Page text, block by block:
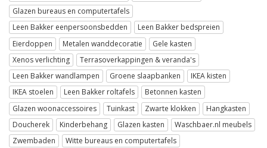
Glazen bureaus en computertafels
Leen Bakker eenpersoonsbedden
Leen Bakker bedspreien
Eierdoppen
Metalen wanddecoratie
Gele kasten
Xenos verlichting
Terrasoverkappingen & veranda's
Leen Bakker wandlampen
Groene slaapbanken
IKEA kisten
IKEA stoelen
Leen Bakker roltafels
Betonnen kasten
Glazen woonaccessoires
Tuinkast Zwarte klokken
Hangkasten
Doucherek
Kinderbehang Glazen kasten
Waschbaer.nl meubels
Zwembaden
Witte bureaus en computertafels